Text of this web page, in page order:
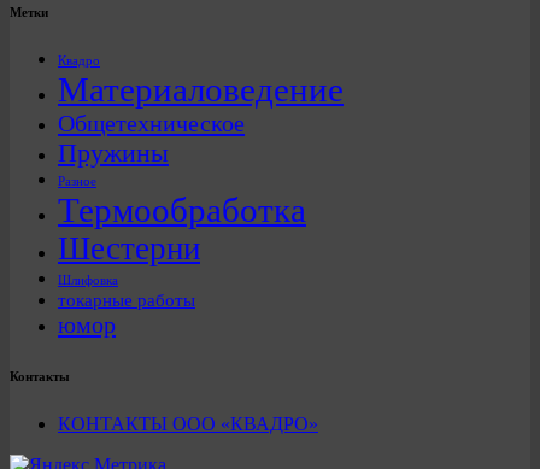
Метки
Квадро
Материаловедение
Общетехническое
Пружины
Разное
Термообработка
Шестерни
Шлифовка
токарные работы
юмор
Контакты
КОНТАКТЫ ООО «КВАДРО»